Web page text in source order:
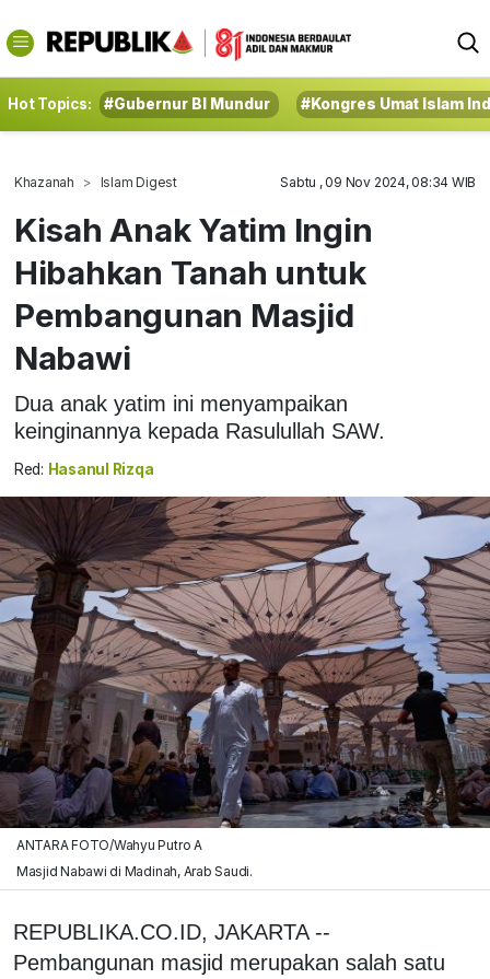
Hot Topics: #Gubernur BI Mundur #Kongres Umat Islam
Khazanah Islam Digest Sabtu , 09 Nov 2024, 08:34 WIB
Kisah Anak Yatim Ingin
Hibahkan Tanah untuk
Pembangunan Masjid
Nabawi
Dua anak yatim ini menyampaikan
keinginannya kepada Rasulullah SAW.
Red: Hasanul Rizqa
ANTARA FOTO/Wahyu Putro A
Masjid Nabawi di Madinah, Arab Saudi.
REPUBLIKA.CO.ID, JAKARTA --
Pembangunan masjid merupakan salah satu